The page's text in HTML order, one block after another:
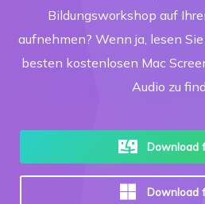
Bildungsworkshop auf
aufnehmen? Wenn ja, lesen
besten kostenlosen Mac
Audio zu
Download
Download